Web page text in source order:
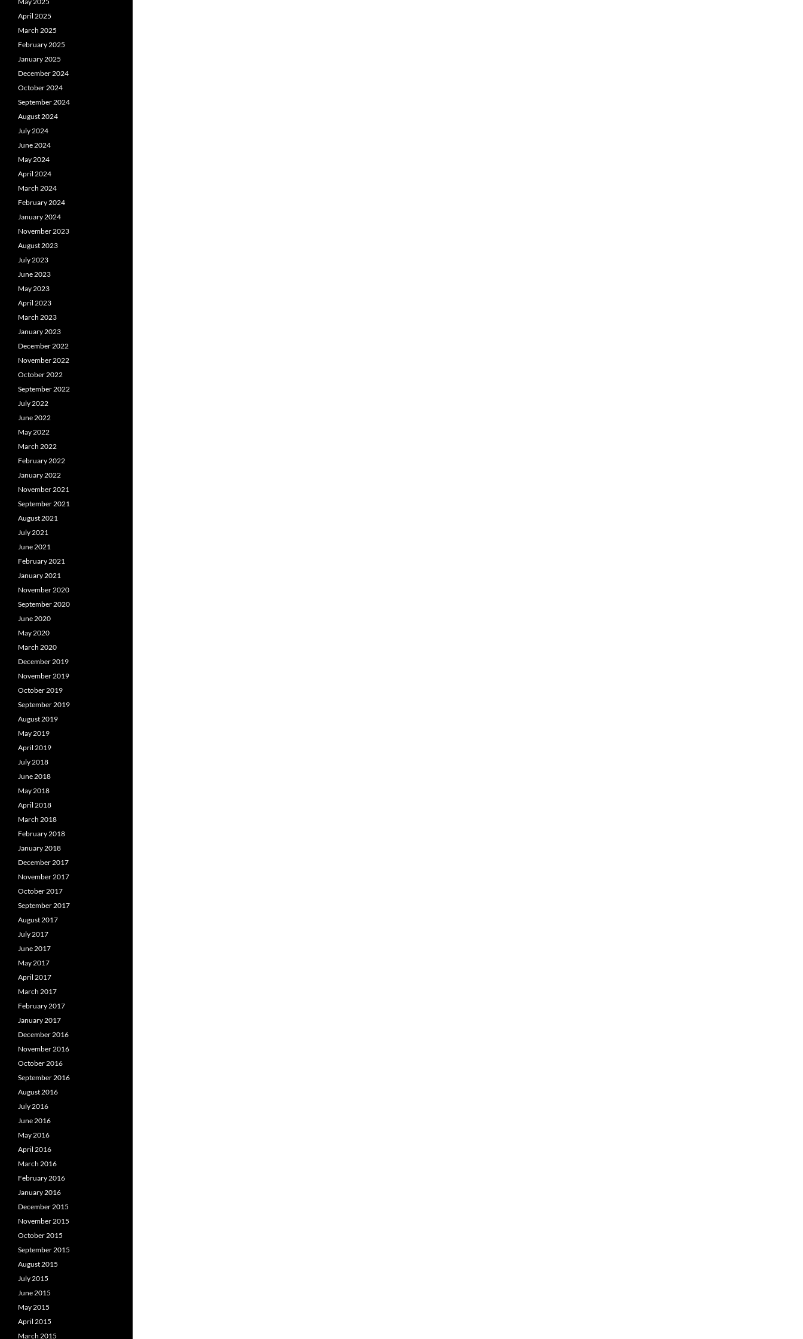
April 2025
March 2025
February 2025
January 2025
December 2024
October 2024
September 2024
August 2024
July 2024
June 2024
May 2024
April 2024
March 2024
February 2024
January 2024
November 2023
August 2023
July 2023
June 2023
May 2023
April 2023
March 2023
January 2023
December 2022
November 2022
October 2022
September 2022
July 2022
June 2022
May 2022
March 2022
February 2022
January 2022
November 2021
September 2021
August 2021
July 2021
June 2021
February 2021
January 2021
November 2020
September 2020
June 2020
May 2020
March 2020
December 2019
November 2019
October 2019
September 2019
August 2019
May 2019
April 2019
July 2018
June 2018
May 2018
April 2018
March 2018
February 2018
January 2018
December 2017
November 2017
October 2017
September 2017
August 2017
July 2017
June 2017
May 2017
April 2017
March 2017
February 2017
January 2017
December 2016
November 2016
October 2016
September 2016
August 2016
July 2016
June 2016
May 2016
April 2016
March 2016
February 2016
January 2016
December 2015
November 2015
October 2015
September 2015
August 2015
July 2015
June 2015
May 2015
April 2015
March 2015